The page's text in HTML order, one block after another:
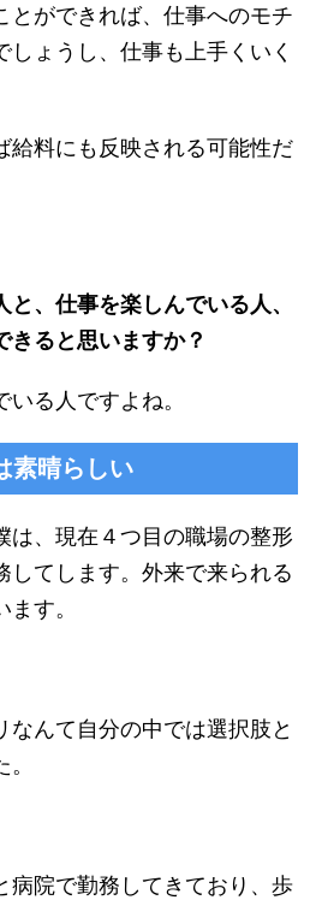
とができれば、仕事へのモチ
ょうし、仕事も上手くいく
給料にも反映される可能性だ
、仕事を楽しんでいる人、
きると思いますか？
る人ですよね。
素晴らしい
は、現在４つ目の職場の整形
してします。外来で来られる
す。
なんて自分の中では選択肢と
病院で勤務してきており、歩